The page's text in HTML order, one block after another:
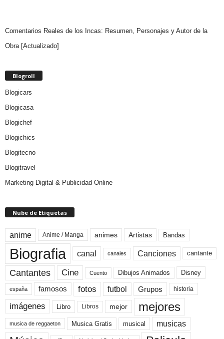
Comentarios Reales de los Incas: Resumen, Personajes y Autor de la
Obra [Actualizado]
Blogroll
Blogicars
Blogicasa
Blogichef
Blogichics
Blogitecno
Blogitravel
Marketing Digital & Publicidad Online
Nube de Etiquetas
anime Anime / Manga animes Artistas Bandas
Biografia canal canales Canciones cantante
Cantantes Cine Cuento Dibujos Animados Disney
españa famosos fotos futbol Grupos historia
imágenes Libro Libros mejor mejores
musica de reggaeton Musica Gratis musical musicas